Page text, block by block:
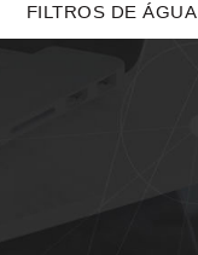
FILTROS DE ÁGUA